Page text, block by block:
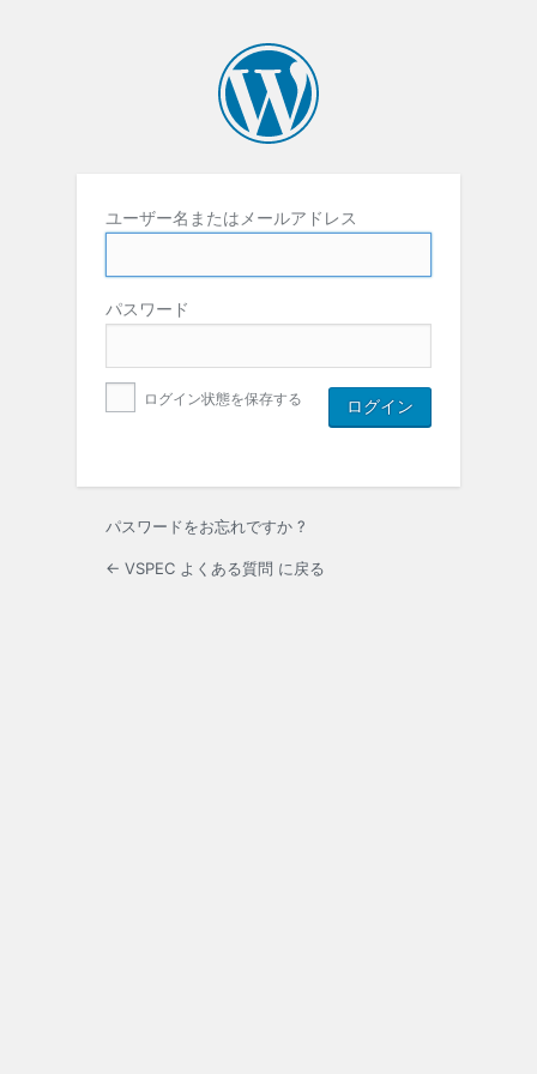
ユーザー名またはメールアドレス
パスワード
ログイン状態を保存する
パスワードをお忘れですか ?
← VSPEC よくある質問 に戻る